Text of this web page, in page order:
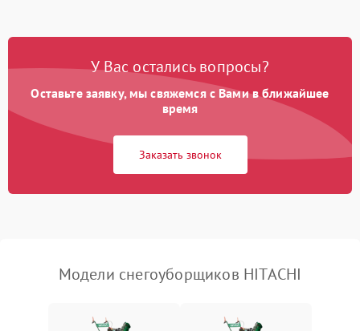
карбюратора
Подробнее →
фильтра
300 ₽ Подробнее →
Неисправность системы
У Вас остались вопросы?
Оставьте заявку, мы свяжемся с Вами в ближайшее
время
Заказать звонок
Модели снегоуборщиков HITACHI